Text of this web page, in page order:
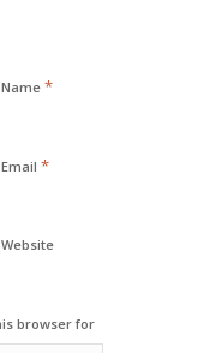
Name *
Email *
Website
browser for